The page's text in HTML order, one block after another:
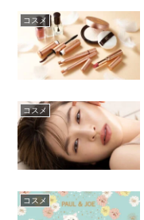
コスメ
コスメ
コスメ